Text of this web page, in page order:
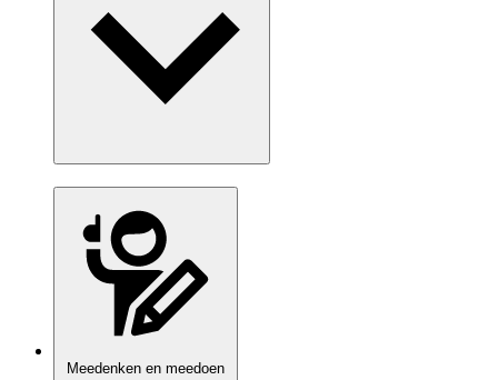
Meedenken en meedoen